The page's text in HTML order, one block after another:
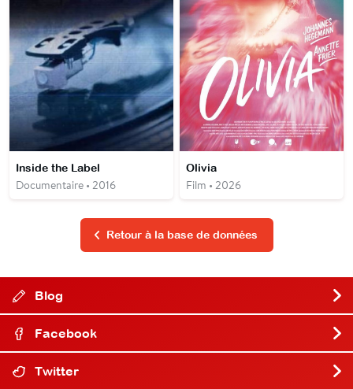
Inside the Label
Documentaire • 2016
Olivia
Film • 2026
Retour à la base de données
Blog
Facebook
Twitter